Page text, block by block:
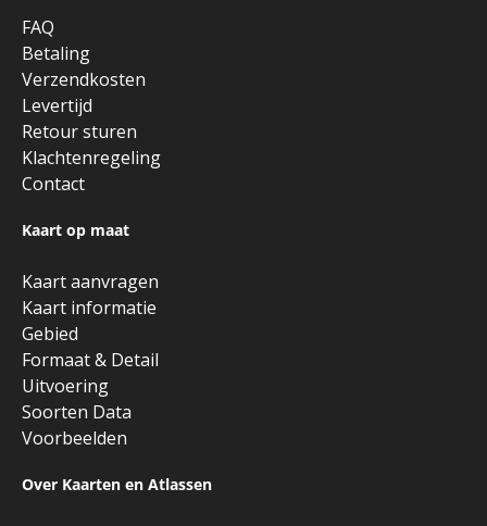
FAQ
Betaling
Verzendkosten
Levertijd
Retour sturen
Klachtenregeling
Contact
Kaart op maat
Kaart aanvragen
Kaart informatie
Gebied
Formaat & Detail
Uitvoering
Soorten Data
Voorbeelden
Over Kaarten en Atlassen